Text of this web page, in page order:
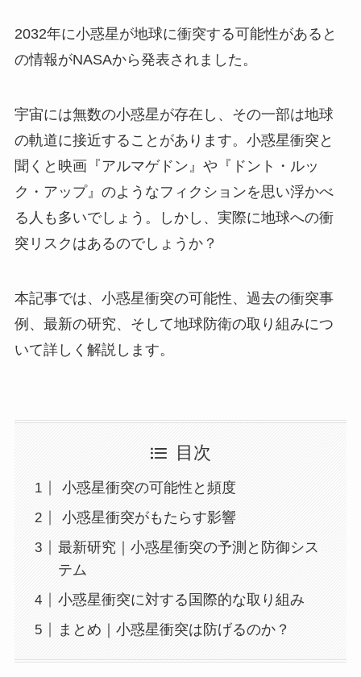
2032年に小惑星が地球に衝突する可能性があると
の情報がNASAから発表されました。
宇宙には無数の小惑星が存在し、その一部は地球
の軌道に接近することがあります。小惑星衝突と
聞くと映画『アルマゲドン』や『ドント・ルッ
ク・アップ』のようなフィクションを思い浮かべ
る人も多いでしょう。しかし、実際に地球への衝
突リスクはあるのでしょうか？
本記事では、小惑星衝突の可能性、過去の衝突事
例、最新の研究、そして地球防衛の取り組みにつ
いて詳しく解説します。
目次
小惑星衝突の可能性と頻度
小惑星衝突がもたらす影響
最新研究｜小惑星衝突の予測と防御シス
テム
小惑星衝突に対する国際的な取り組み
まとめ｜小惑星衝突は防げるのか？